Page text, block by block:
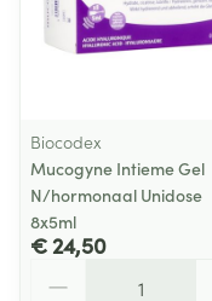
Biocodex
Mucogyne Intieme Gel
N/hormonaal Unidose
8x5ml
€ 24,50